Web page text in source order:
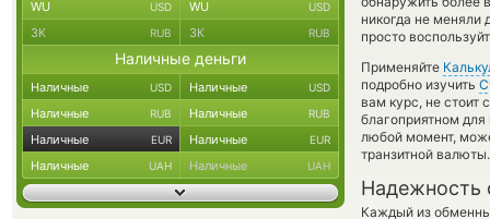
никогда не
просто
Применяйте
подробно изучить
вам курс, не стоит
благоприятном
любой момент,
транзитной валюты.
Надежность
Каждый из
WU USD WU USD
ЗК RUB ЗК RUB
Наличные деньги
Наличные USD Наличные USD
Наличные RUB Наличные RUB
Наличные EUR Наличные EUR
Наличные UAH Наличные UAH